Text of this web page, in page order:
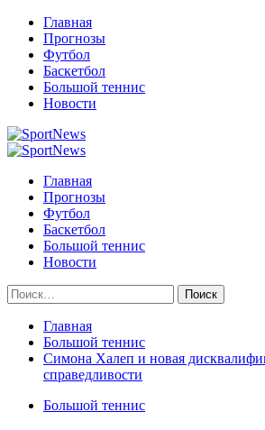
Перейти
содержимому
Главная
Прогнозы
Футбол
Баскетбол
Большой теннис
Новости
Primary
Главная
Прогнозы
Футбол
Баскетбол
Большой теннис
Новости
Найти:
Главная
Большой теннис
Симона Халеп и новая
справедливости
Большой теннис